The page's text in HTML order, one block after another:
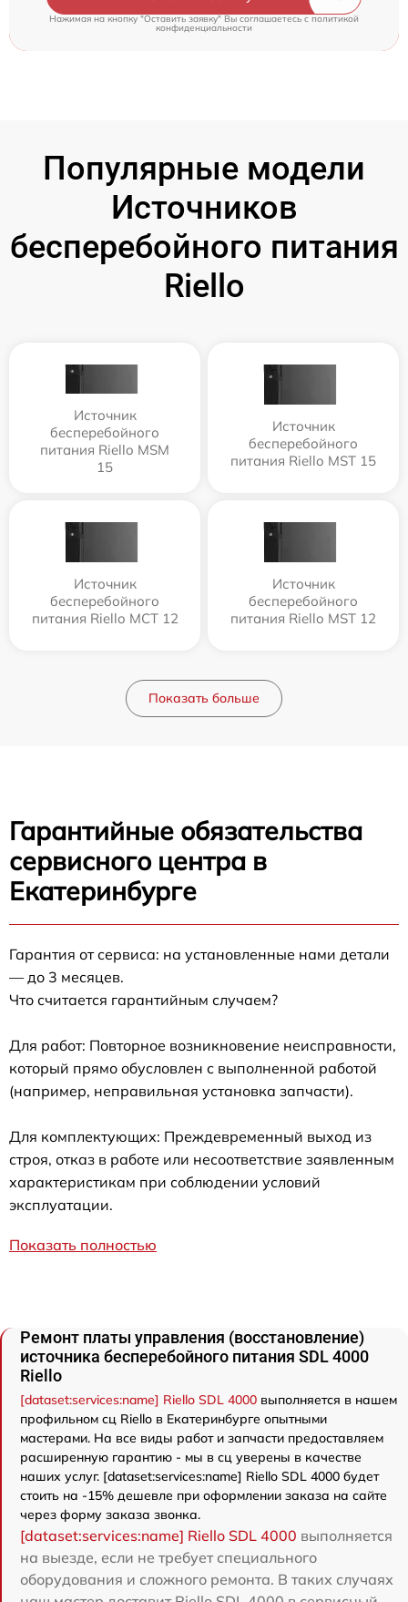
Нажимая на кнопку "Оставить заявку" Вы соглашаетесь c политикой
конфиденциальности
Популярные модели
Источников
бесперебойного питания
Riello
Источник
бесперебойного
питания Riello MSM
15
Источник
бесперебойного
питания Riello MST 15
Источник
бесперебойного
питания Riello MCT 12
Источник
бесперебойного
питания Riello MST 12
Показать больше
Гарантийные обязательства
сервисного центра в
Екатеринбурге
Гарантия от сервиса: на установленные нами детали
— до 3 месяцев.
Что считается гарантийным случаем?
Для работ: Повторное возникновение неисправности,
который прямо обусловлен с выполненной работой
(например, неправильная установка запчасти).
Для комплектующих: Преждевременный выход из
строя, отказ в работе или несоответствие заявленным
характеристикам при соблюдении условий
эксплуатации.
Показать полностью
Ремонт платы управления (восстановление)
источника бесперебойного питания SDL 4000
Riello
[dataset:services:name] Riello SDL 4000 выполняется в нашем
профильном сц Riello в Екатеринбурге опытными
мастерами. На все виды работ и запчасти предоставляем
расширенную гарантию - мы в сц уверены в качестве
наших услуг. [dataset:services:name] Riello SDL 4000 будет
стоить на -15% дешевле при оформлении заказа на сайте
через форму заказа звонка.
[dataset:services:name] Riello SDL 4000 выполняется
на выезде, если не требует специального
оборудования и сложного ремонта. В таких случаях